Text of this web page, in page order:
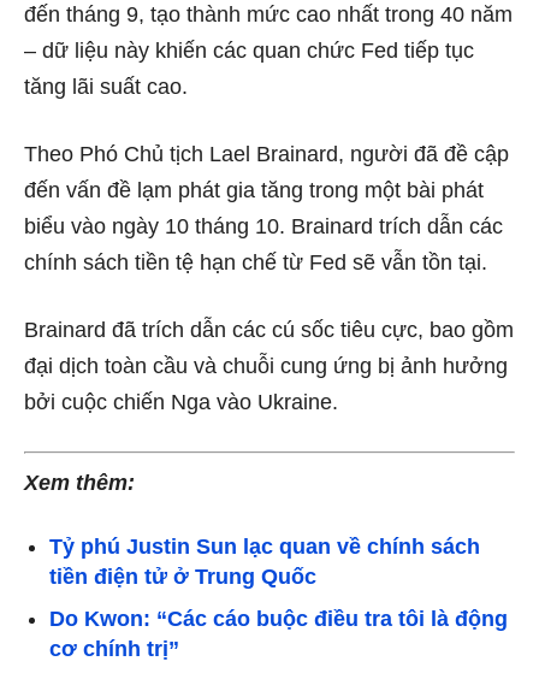
đến tháng 9, tạo thành mức cao nhất trong 40 năm
– dữ liệu này khiến các quan chức Fed tiếp tục
tăng lãi suất cao.
Theo Phó Chủ tịch Lael Brainard, người đã đề cập
đến vấn đề lạm phát gia tăng trong một bài phát
biểu vào ngày 10 tháng 10. Brainard trích dẫn các
chính sách tiền tệ hạn chế từ Fed sẽ vẫn tồn tại.
Brainard đã trích dẫn các cú sốc tiêu cực, bao gồm
đại dịch toàn cầu và chuỗi cung ứng bị ảnh hưởng
bởi cuộc chiến Nga vào Ukraine.
Xem thêm:
Tỷ phú Justin Sun lạc quan về chính sách
tiền điện tử ở Trung Quốc
Do Kwon: “Các cáo buộc điều tra tôi là động
cơ chính trị”